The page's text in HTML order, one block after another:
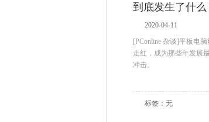
到底发生了什
2020-04-11
[PConline 杂谈]平板电
走红，成为那些年发展
冲击。
标签：无